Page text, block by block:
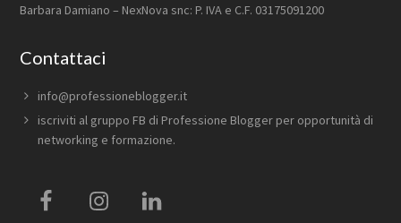
Barbara Damiano – NexNova snc: P. IVA e C.F. 03175091200
Contattaci
info@professioneblogger.it
iscriviti al gruppo FB di Professione Blogger per opportunità di
networking e formazione.